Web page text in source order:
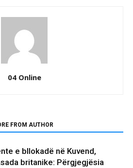
04 Online
FROM AUTHOR
e bllokadë në Kuvend,
britanike: Përgjegjësia